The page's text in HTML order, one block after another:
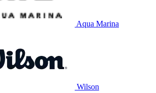
Aqua Marina
Wilson